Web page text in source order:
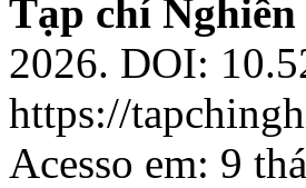
Tạp chí
2026. DOI:
https://
Acesso em: 9